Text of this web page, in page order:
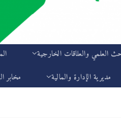
العلمي والعلاقات الخارجية
مديرية الإدارة والمالية مخابر